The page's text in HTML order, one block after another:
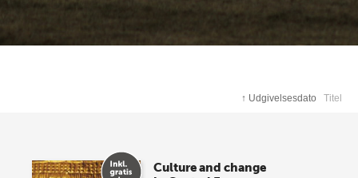
↑ Udgivelsesdato Titel
Culture and change